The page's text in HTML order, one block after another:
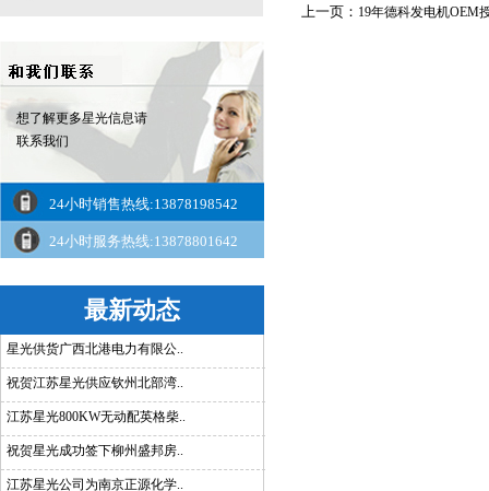
想了解更多星光信息请
联系我们
24小时销售热线:13878198542
24小时服务热线:13878801642
最新动态
星光供货广西北港电力有限公..
祝贺江苏星光供应钦州北部湾..
江苏星光800KW无动配英格柴..
祝贺星光成功签下柳州盛邦房..
江苏星光公司为南京正源化学..
上一页： 19年德科发电机OEM